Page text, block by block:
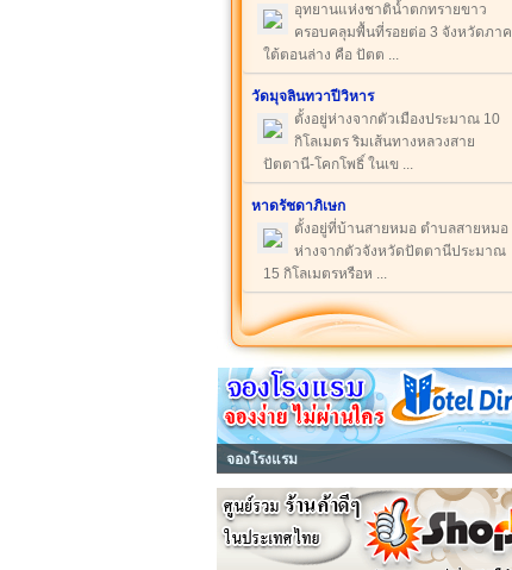
อุทยานแห่งชาติน้ำตกทรายขาว
ครอบคลุมพื้นที่รอยต่อ 3 จังหวัดภาค
ใต้ตอนล่าง คือ ปัตต ...
วัดมุจลินทวาปีวิหาร
ตั้งอยู่ห่างจากตัวเมืองประมาณ 10
กิโลเมตร ริมเส้นทางหลวงสาย
ปัตตานี-โคกโพธิ์ ในเข ...
หาดรัชดาภิเษก
ตั้งอยู่ที่บ้านสายหมอ ตำบลสายหมอ
ห่างจากตัวจังหวัดปัตตานีประมาณ
15 กิโลเมตรหรือห ...
จองโรงแรม